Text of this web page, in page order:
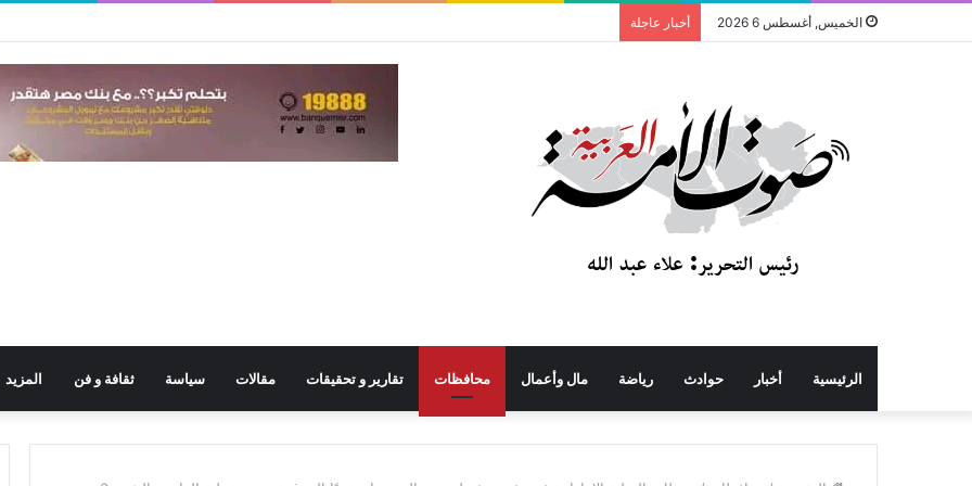
الخميس, أغسطس 6 2026 أخبار عاجلة
الرئيسية أخبار حوادث رياضة مال وأعمال محافظات تقارير و تحقيقات مقالات سياسة ثقافة و فن المزيد